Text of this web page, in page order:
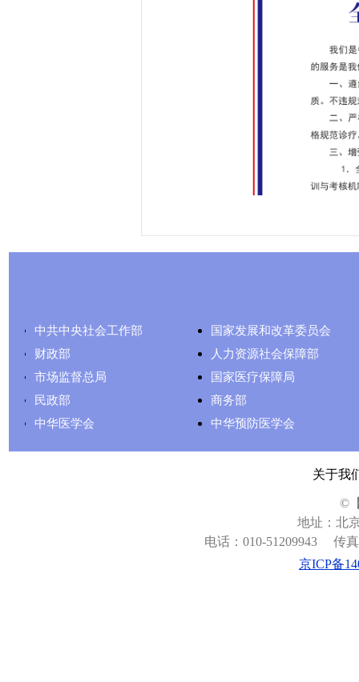
中共中央社会工作部
国家发展和改革委员会
财政部
人力资源社会保障部
市场监督总局
国家医疗保障局
民政部
商务部
中华医学会
中华预防医学会
关于我
©
地址：北
电话：010-51209943
传
京ICP备